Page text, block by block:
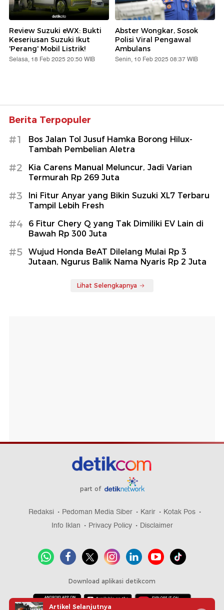
Review Suzuki eWX: Bukti
Keseriusan Suzuki Ikut
'Perang' Mobil Listrik!
Selasa, 18 Feb 2025 20:50 WIB
Abster Wongkar, Sosok
Polisi Viral Pengawal
Ambulans
Senin, 10 Feb 2025 08:37 WIB
Berita Terpopuler
#1
Bos Jalan Tol Jusuf Hamka Borong Hilux-
Tambah Pembelian Aletra
#2
Kia Carens Manual Meluncur, Jadi Varian
Termurah Rp 269 Juta
#3
Ini Fitur Anyar yang Bikin Suzuki XL7 Terbaru
Tampil Lebih Fresh
#4
6 Fitur Chery Q yang Tak Dimiliki EV Lain di
Bawah Rp 300 Juta
#5
Wujud Honda BeAT Dilelang Mulai Rp 3
Jutaan, Ngurus Balik Nama Nyaris Rp 2 Juta
Lihat Selengkapnya
part of
Redaksi Pedoman Media Siber Karir
Kotak Pos
Info Iklan
Privacy Policy Disclaimer
Download aplikasi detikcom
Artikel Selanjutnya